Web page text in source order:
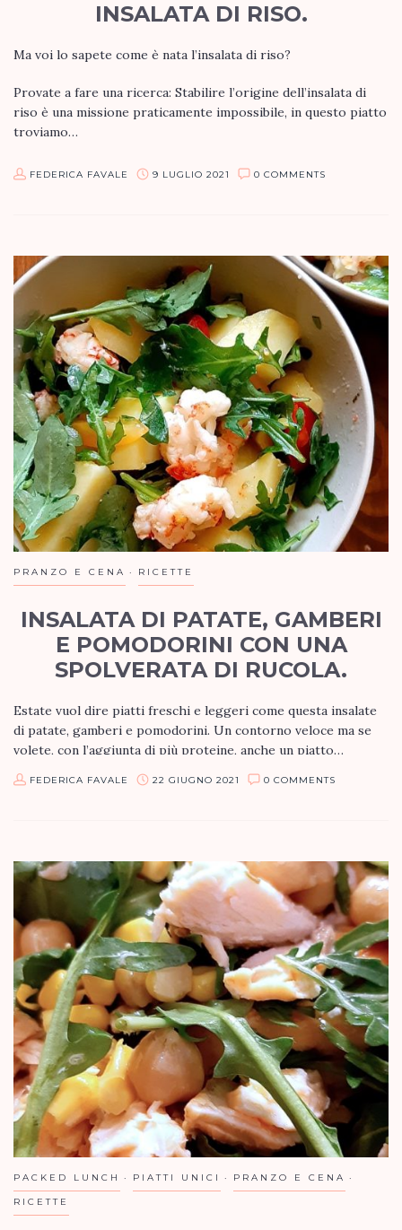
INSALATA DI RISO.
Ma voi lo sapete come è nata l’insalata di riso?
Provate a fare una ricerca: Stabilire l’origine dell’insalata di
riso è una missione praticamente impossibile, in questo piatto
troviamo…
FEDERICA FAVALE 9 LUGLIO 2021 0 COMMENTS
PRANZO E CENA RICETTE
INSALATA DI PATATE, GAMBERI
E POMODORINI CON UNA
SPOLVERATA DI RUCOLA.
Estate vuol dire piatti freschi e leggeri come questa insalate
di patate, gamberi e pomodorini. Un contorno veloce ma se
volete, con l’aggiunta di più proteine, anche un piatto…
FEDERICA FAVALE 22 GIUGNO 2021 0 COMMENTS
PACKED LUNCH PIATTI UNICI PRANZO E CENA
RICETTE